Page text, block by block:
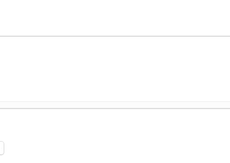
Volodymyr Zelensky
Goga, înlăturat din Iași